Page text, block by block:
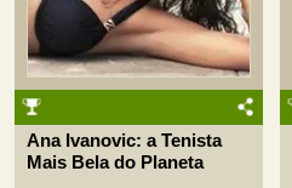
Ana Ivanovic: a Tenista
Mais Bela do Planeta